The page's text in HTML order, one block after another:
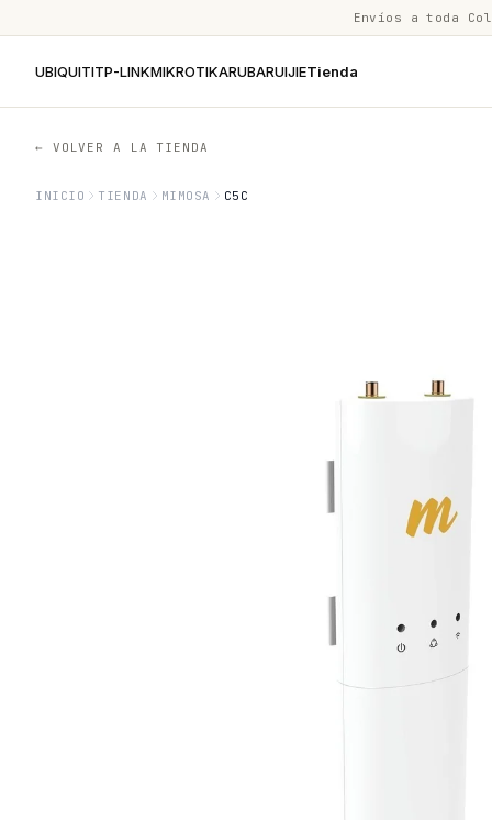
Envíos a toda
UBIQUITITP-LINKMIKROTIKARUBARUIJIETienda
← VOLVER A LA TIENDA
INICIO TIENDA MIMOSA C5C